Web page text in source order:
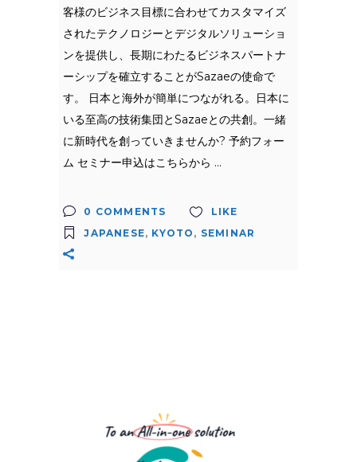
客様のビジネス目標に合わせてカスタマイズ
されたテクノロジーとデジタルソリューショ
ンを提供し、長期にわたるビジネスパートナ
ーシップを確立することがSazaeの使命で
す。 日本と海外が簡単につながれる。日本に
いる至高の技術集団とSazaeとの共創。一緒
に新時代を創っていきませんか? 予約フォー
ム セミナー申込はこちらから
0 COMMENTS
LIKE
JAPANESE, KYOTO , SEMINAR